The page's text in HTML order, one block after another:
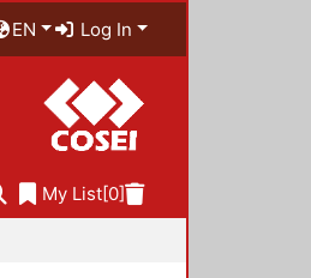
EN Log In
My List[0]